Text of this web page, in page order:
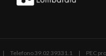
| Telefono 39.02 39331.1 | PEC